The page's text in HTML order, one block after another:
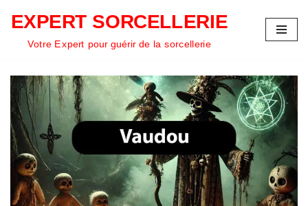
EXPERT SORCELLERIE
Votre Expert pour guérir de la sorcellerie